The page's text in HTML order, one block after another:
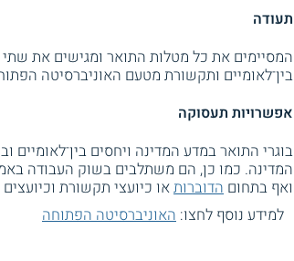
תעודה
המסיימים את כל מטלות התואר ומגישים את שתי
בין־לאומיים ותקשורת מטעם האוניברסיטה
אפשרויות תעסוקה
בוגרי התואר במדע המדינה ויחסים בין־לאומיים
המדינה. כמו כן, הם משתלבים בשוק העבודה
ואף בתחום הדוברותאו כיועצי תקשורת
למידע נוסף לחצו: האוניברסיטה הפתוחה